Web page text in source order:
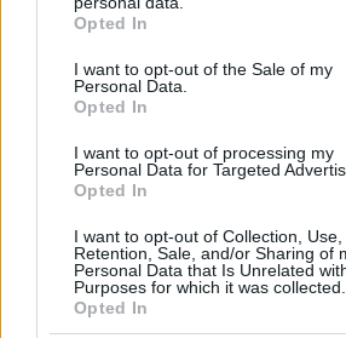
grant or deny consent to Google and its
use your data for below specified
consent section.
Opted In
I want to opt-out of the Sale of my
Personal Data.
Opted In
I want to opt-out of processing my
Personal Data for Targeted
Opted In
I want to opt-out of Collection, Use,
Retention, Sale, and/or Sharing of
Personal Data that Is Unrelated
Purposes for which it was collected.
Opted In
πούμε αργότερα. Όλα τα υπόλοιπα
να ζουν εις βάρος τους. Κανονικά
επιχειρήσεων πρέπει να
και στα 50 τους έχουν διαλύσει
Αλλά που χρειάζεται λίγο μυαλό
σύστημα των φωτισμένων.
ΑΠΑΝΤΗΣΗ